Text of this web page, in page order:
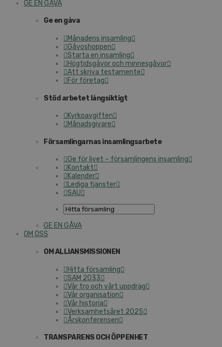
GE EN GÅVA
Ge en gåva
Månadens insamling
Gåvoshoppen
Starta en insamling
Högtidsgåvor och minnesgåvor
Att skriva testamente
För företag
Stöd arbetet långsiktigt
Kyrkoavgiften
Månadsgivare
Församlingarnas insamlingsarbete
Ge för livet – församlingens insamling
Kontakt
Kalender
Lediga tjänster
SAU
GE EN GÅVA
OM OSS
OM ALLIANSMISSIONEN
Hitta församling
SAM 2033
Vår tro och vårt uppdrag
Vår organisation
Vår historia
Verksamhetsåret 2025
Årskonferensen
TRANSPARENS OCH ÖPPENHET